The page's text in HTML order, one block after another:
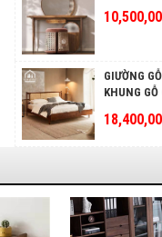
GIƯỜNG
KHUNG